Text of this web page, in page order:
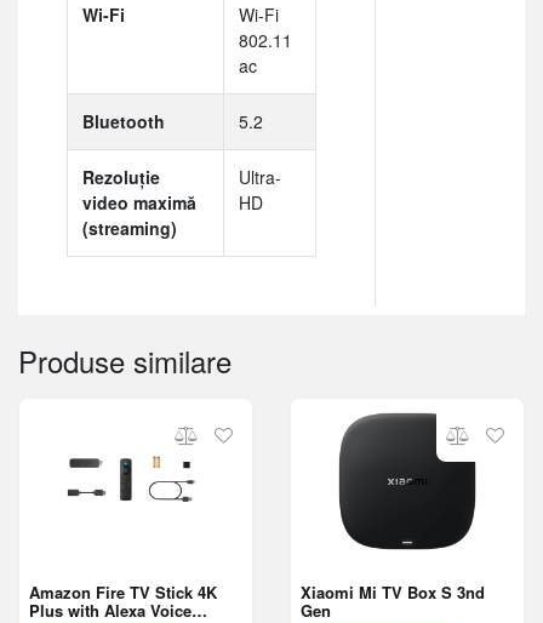
Wi-Fi
Wi-Fi
802.11
ac
Bluetooth 5.2
Rezoluție
video maximă
(streaming)
Ultra-
HD
Produse similare
Amazon Fire TV Stick 4K
Plus with Alexa Voice
Xiaomi Mi TV Box S 3nd
Gen